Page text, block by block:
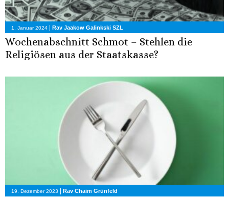
1. Januar 2024 Rav Jaakow Galinkski SZL
Wochenabschnitt Schmot – Stehlen die
Religiösen aus der Staatskasse?
19. Dezember 2023 | Rav Chaim Grünfeld